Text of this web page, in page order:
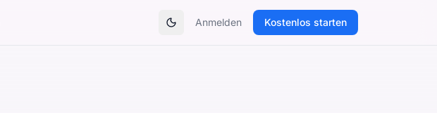
Theme umschalten
Anmelden Kostenlos starten